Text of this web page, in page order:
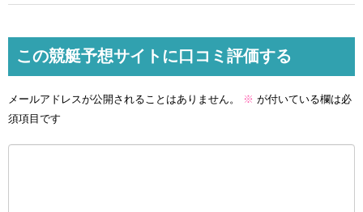
この競艇予想サイトに口コミ評価する
メールアドレスが公開されることはありません。 ※ が付いている欄は必
須項目です